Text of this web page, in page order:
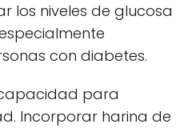
los niveles de glucosa
con diabetes.
para
Incorporar harina de